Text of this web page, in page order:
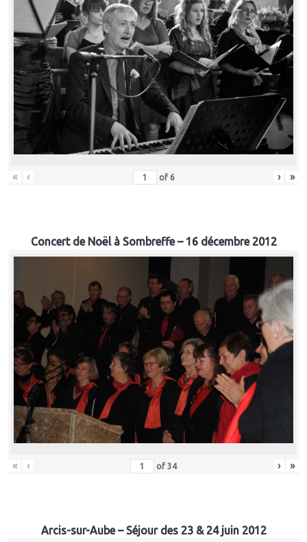
« ‹ of 6 › »
Concert de Noël à Sombreffe – 16 décembre 2012
« ‹ of 34 › »
Arcis-sur-Aube – Séjour des 23 & 24 juin 2012